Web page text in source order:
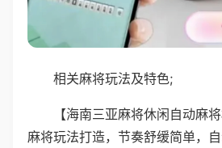
相关麻将玩法及特色;
【海南三亚麻将休闲自动麻
麻将玩法打造，节奏舒缓简单，